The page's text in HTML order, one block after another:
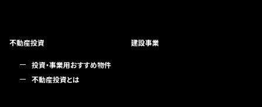
不動産投資
投資・事業用おすすめ物件
不動産投資とは
建設事業